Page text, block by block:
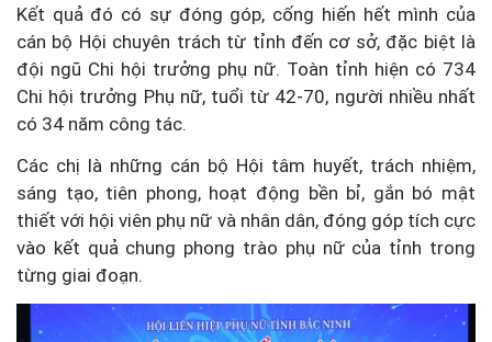
Kết quả đó có sự đóng góp, cống hiến hết mình của
cán bộ Hội chuyên trách từ tỉnh đến cơ sở, đặc biệt là
đội ngũ Chi hội trưởng phụ nữ. Toàn tỉnh hiện có 734
Chi hội trưởng Phụ nữ, tuổi từ 42-70, người nhiều nhất
có 34 năm công tác.
Các chị là những cán bộ Hội tâm huyết, trách nhiệm,
sáng tạo, tiên phong, hoạt động bền bỉ, gắn bó mật
thiết với hội viên phụ nữ và nhân dân, đóng góp tích cực
vào kết quả chung phong trào phụ nữ của tỉnh trong
từng giai đoạn.